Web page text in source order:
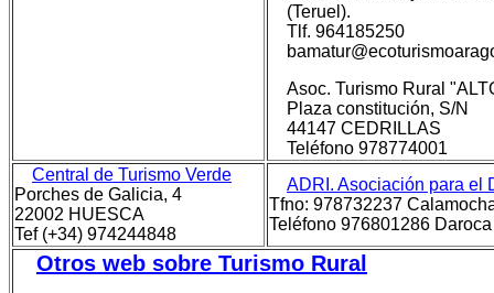
(Teruel).
Tlf. 964185250
Asoc. Turismo Rural
Plaza constitución, S/N
44147 CEDRILLAS
Teléfono 978774001
Central de Turismo Verde
Porches de Galicia, 4
22002 HUESCA
Tef (+34) 974244848
ADRI. Asociación para el
Tfno: 978732237
Teléfono 976801286 Daroca
Otros web sobre Turismo Rural